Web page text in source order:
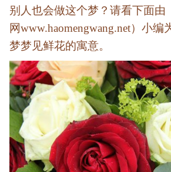
别人也会做这个梦？请看下面由
网www.haomengwang.net）小
梦梦见鲜花的寓意。